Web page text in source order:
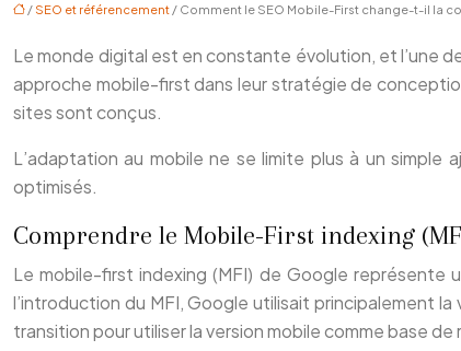
/ SEO et référencement / Comment le SEO Mobile-First change-t-il la
Le monde digital est en constante évolution, et l’une
approche mobile-first dans leur stratégie de
sites sont conçus.
L’adaptation au mobile ne se limite plus à un
optimisés.
Comprendre le Mobile-First indexing
Le mobile-first indexing (MFI) de Google représente
l’introduction du MFI, Google utilisait principalement
transition pour utiliser la version mobile comme base